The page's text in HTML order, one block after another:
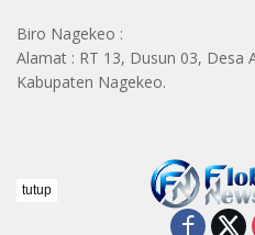
Biro Nagekeo :
Alamat : RT 13, Dusun 03, Desa
Kabupaten Nagekeo.
tutup